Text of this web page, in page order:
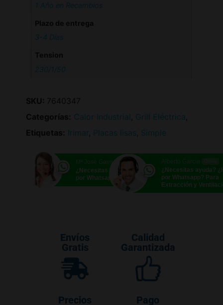
1 Año en Recambios
3-4 Días
230/1/50
SKU: 7640347
Categorías: Calor Industrial , Grill Eléctrica ,
Etiquetas:
Irimar , Placas lisas, Simple
Mª José Gavira Online
¿Necesitas ayuda? ¿Hablamos
por Whatsapp?
¿Necesitas ayuda?
por Whatsapp? Para
Extracción y
Envíos
Gratis
Calidad
Garantizada
Precios
Pago